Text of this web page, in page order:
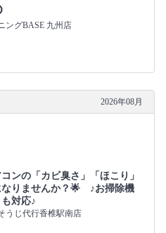
ングBASE 九州店
2026年08月
ンの「カビ臭さ」「ほこり」
なりませんか？🌟 ♪お掃除機
対応♪
うじ代行香椎駅南店